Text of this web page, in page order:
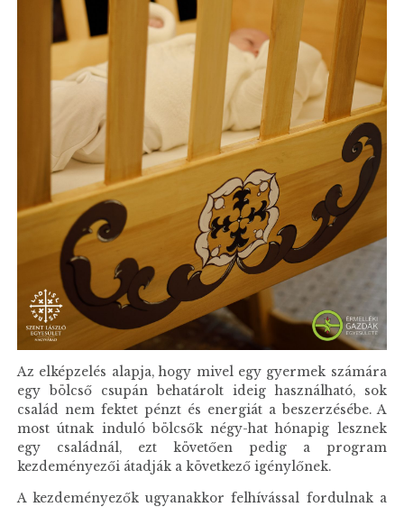
Az elképzelés alapja, hogy mivel egy gyermek számára
egy bölcső csupán behatárolt ideig használható, sok
család nem fektet pénzt és energiát a beszerzésébe. A
most útnak induló bölcsők négy-hat hónapig lesznek
egy családnál, ezt követően pedig a program
kezdeményezői átadják a következő igénylőnek.
A kezdeményezők ugyanakkor felhívással fordulnak a